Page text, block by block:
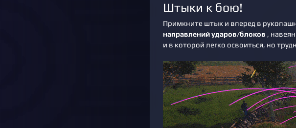
Штыки к бою!
Примкните штык и вперед в
направлений ударов/блоков ,
и в которой легко освоиться, но